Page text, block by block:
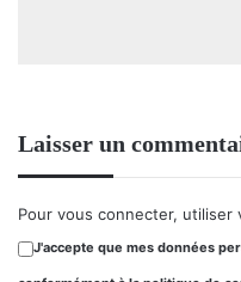
Laisser un
Pour vous connecter, utiliser
J'accepte que mes données